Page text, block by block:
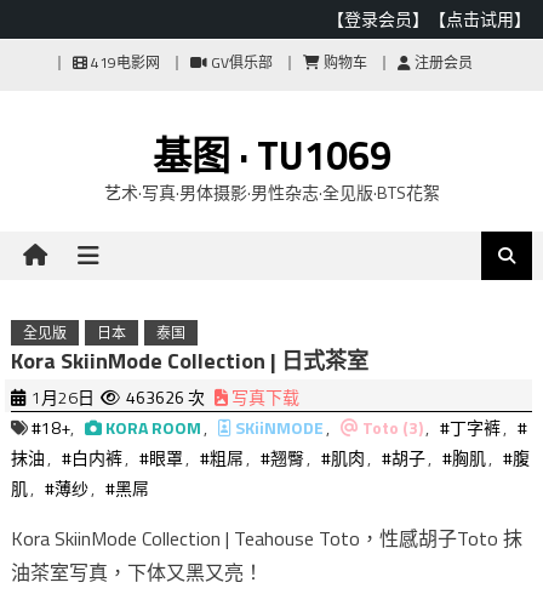
【登录会员】 【点击试用】
419电影网 GV俱乐部 购物车 注册会员
基图 · TU1069
艺术·写真·男体摄影·男性杂志·全见版·BTS花絮
全见版 日本 泰国
Kora SkiinMode Collection | 日式茶室
1月26日 463626 次
写真下载
#18+, KORA ROOM, SKiiNMODE, Toto (3), #丁字裤, #
抹油, #白内裤, #眼罩, #粗屌, #翘臀, #肌肉, #胡子, #胸肌, #腹
肌, #薄纱, #黑屌
Kora SkiinMode Collection | Teahouse Toto，性感胡子Toto 抹
油茶室写真，下体又黑又亮！